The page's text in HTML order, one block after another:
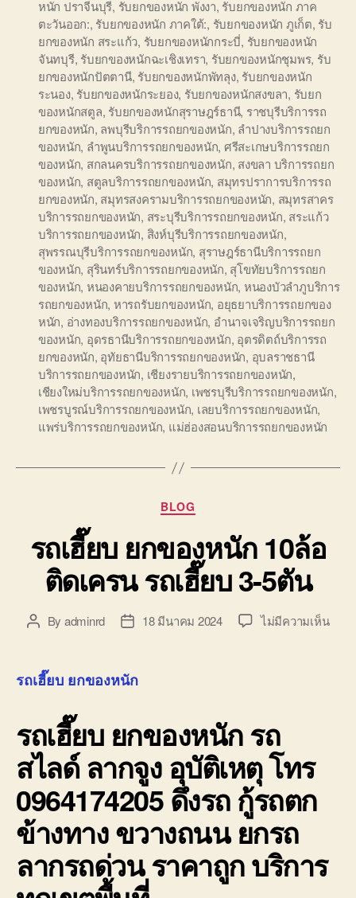
หนัก ปราจีนบุรี, รับยกของหนัก พังงา, รับยกของหนัก ภาค
ตะวันออก:, รับยกของหนัก ภาคใต้:, รับยกของหนัก ภูเก็ต, รับ
ยกของหนัก สระแก้ว, รับยกของหนักกระบี่, รับยกของหนัก
จันทบุรี, รับยกของหนักฉะเชิงเทรา, รับยกของหนักชุมพร, รับ
ยกของหนักปัตตานี, รับยกของหนักพัทลุง, รับยกของหนัก
ระนอง, รับยกของหนักระยอง, รับยกของหนักสงขลา, รับยก
ของหนักสตูล, รับยกของหนักสุราษฎร์ธานี, ราชบุรีบริการรถ
ยกของหนัก, ลพบุรีบริการรถยกของหนัก, ลำปางบริการรถยก
ของหนัก, ลำพูนบริการรถยกของหนัก, ศรีสะเกษบริการรถยก
ของหนัก, สกลนครบริการรถยกของหนัก, สงขลา บริการรถยก
ของหนัก, สตูลบริการรถยกของหนัก, สมุทรปราการบริการรถ
ยกของหนัก, สมุทรสงครามบริการรถยกของหนัก, สมุทรสาคร
บริการรถยกของหนัก, สระบุรีบริการรถยกของหนัก, สระแก้ว
บริการรถยกของหนัก, สิงห์บุรีบริการรถยกของหนัก,
สุพรรณบุรีบริการรถยกของหนัก, สุราษฎร์ธานีบริการรถยก
ของหนัก, สุรินทร์บริการรถยกของหนัก, สุโขทัยบริการรถยก
ของหนัก, หนองคายบริการรถยกของหนัก, หนองบัวลำภูบริการ
รถยกของหนัก, หารถรับยกของหนัก, อยุธยาบริการรถยกของ
หนัก, อ่างทองบริการรถยกของหนัก, อำนาจเจริญบริการรถยก
ของหนัก, อุดรธานีบริการรถยกของหนัก, อุตรดิตถ์บริการรถ
ยกของหนัก, อุทัยธานีบริการรถยกของหนัก, อุบลราชธานี
บริการรถยกของหนัก, เชียงรายบริการรถยกของหนัก,
เชียงใหม่บริการรถยกของหนัก, เพชรบุรีบริการรถยกของหนัก,
เพชรบูรณ์บริการรถยกของหนัก, เลยบริการรถยกของหนัก,
แพร่บริการรถยกของหนัก, แม่ฮ่องสอนบริการรถยกของหนัก
Categories
BLOG
รถเฮี๊ยบ ยกของหนัก 10ล้อ
ติดเครน รถเฮี๊ยบ 3-5ตัน
PostBy adminrd
Post18 มีนาคม 2024 ไม่มีความเห็นบน
รถเฮี๊ยบ ยกของหนัก
รถเฮี๊ยบ ยกของหนักรถ
สไลด์ ลากจูง อุบัติเหตุ โทร
0964174205 ดึงรถ กู้รถตก
ข้างทาง ขวางถนน ยกรถ
ลากรถด่วน ราคาถูก บริการ